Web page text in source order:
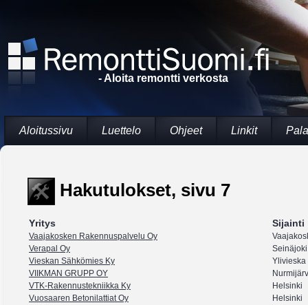
- Aloita remontti verkosta
Aloitussivu Luettelo Ohjeet Linkit
Hakutulokset, sivu 7
Yritys Sijainti
Vaajakosken Rakennuspalvelu Oy
Verapal Oy
Seinäjoki
Vieskan Sähkömies Ky
Ylivieska
VIIKMAN GRUPP OY
VTK-Rakennustekniikka Ky
Helsinki
Vuosaaren Betonilattiat Oy
Helsinki